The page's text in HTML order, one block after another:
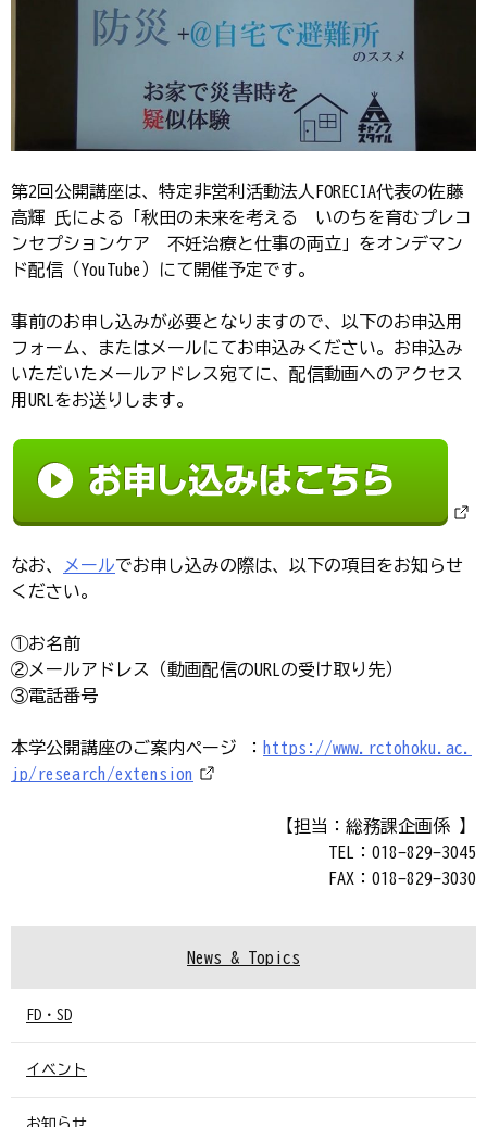
第2回公開講座は、特定非営利活動法人FORECIA代表の佐藤
高輝 氏による「秋田の未来を考える いのちを育むプレコ
ンセプションケア 不妊治療と仕事の両立」をオンデマン
ド配信（YouTube）にて開催予定です。
事前のお申し込みが必要となりますので、以下のお申込用
フォーム、またはメールにてお申込みください。お申込み
いただいたメールアドレス宛てに、配信動画へのアクセス
用URLをお送りします。
なお、 メールでお申し込みの際は、以下の項目をお知らせ
ください。
①お名前
②メールアドレス（動画配信のURLの受け取り先）
③電話番号
本学公開講座のご案内ページ ： https://www.rctohoku.ac.
jp/research/extension
【担当：総務課企画係 】
TEL：018-829-3045
FAX：018-829-3030
News & Topics
FD・SD
イベント
お知らせ